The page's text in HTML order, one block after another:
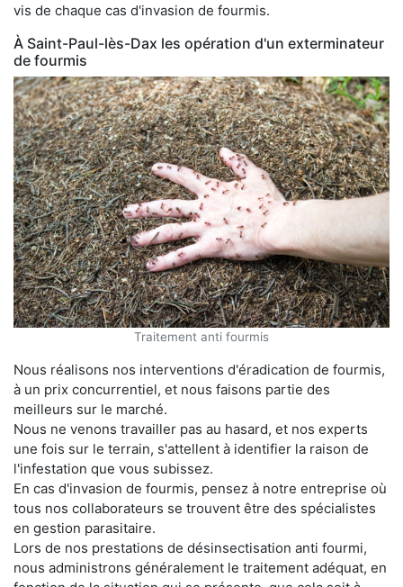
vis de chaque cas d'invasion de fourmis.
À Saint-Paul-lès-Dax les opération d'un exterminateur
de fourmis
Traitement anti fourmis
Nous réalisons nos interventions d'éradication de fourmis,
à un prix concurrentiel, et nous faisons partie des
meilleurs sur le marché.
Nous ne venons travailler pas au hasard, et nos experts
une fois sur le terrain, s'attellent à identifier la raison de
l'infestation que vous subissez.
En cas d'invasion de fourmis, pensez à notre entreprise où
tous nos collaborateurs se trouvent être des spécialistes
en gestion parasitaire.
Lors de nos prestations de désinsectisation anti fourmi,
nous administrons généralement le traitement adéquat, en